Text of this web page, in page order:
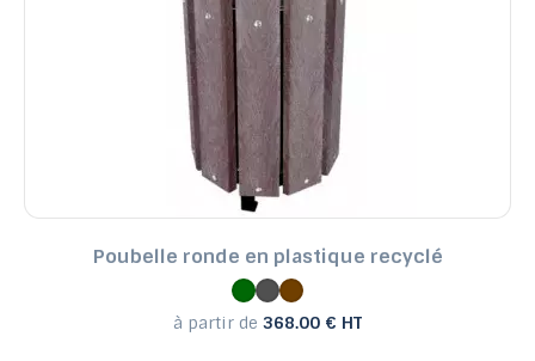
Poubelle ronde en plastique recyclé
à partir de 368.00 € HT